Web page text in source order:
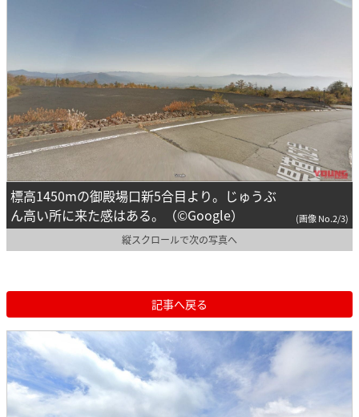
標高1450mの御殿場口新5合目より。じゅうぶ
ん高い所に来た感はある。（©Google）
(画像 No.2/3)
縦スクロールで次の写真へ
記事へ戻る